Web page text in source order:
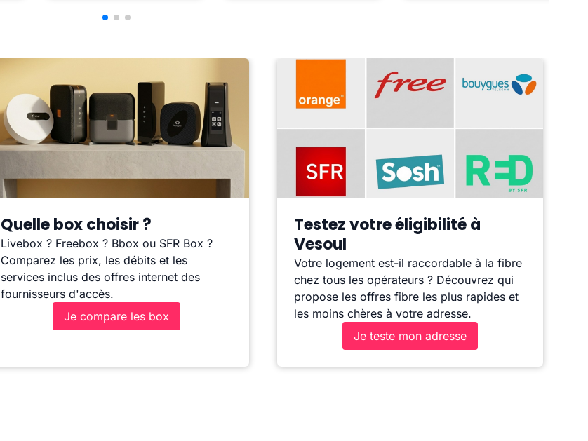
Quelle box choisir ?
Livebox ? Freebox ? Bbox ou SFR Box ?
Comparez les prix, les débits et les
services inclus des offres internet des
fournisseurs d'accès.
Je compare les box
Testez votre éligibilité à
Vesoul
Votre logement est-il raccordable à la fibre
chez tous les opérateurs ? Découvrez qui
propose les offres fibre les plus rapides et
les moins chères à votre adresse.
Je teste mon adresse